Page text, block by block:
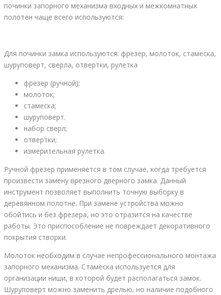
починки запорного механизма входных и межкомнатных
полотен чаще всего используются:
Для починки замка используются: фрезер, молоток, стамеска,
шуруповерт, сверла, отвертки, рулетка
фрезер (ручной);
молоток;
стамеска;
шуруповерт.
набор сверл;
отвертки;
измерительная рулетка.
Ручной фрезер применяется в том случае, когда требуется
произвести замену врезного дверного замка. Данный
инструмент позволяет выполнить точную выборку в
деревянном полотне. При замене устройства можно
обойтись и без фрезера, но это отразится на качестве
работы. Это приспособление не повреждает декоративного
покрытия створки.
Молоток необходим в случае непрофессионального монтажа
запорного механизма. Стамеска используется для
организации ниши, в которой будет располагаться замок.
Шуруповерт можно заменить дрелью, но наличие подобного